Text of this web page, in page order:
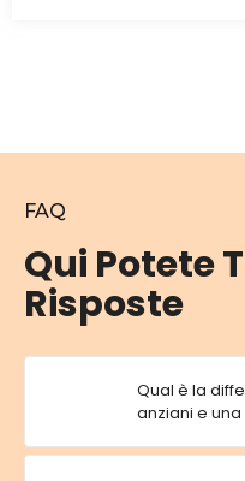
FAQ
Qui Potete
Risposte
Qual è la
anziani e